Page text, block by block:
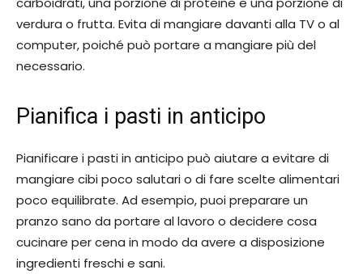
verdura o frutta. Evita di mangiare davanti alla TV o al
computer, poiché può portare a mangiare più del
necessario.
Pianifica i pasti in anticipo
Pianificare i pasti in anticipo può aiutare a evitare di
mangiare cibi poco salutari o di fare scelte alimentari
poco equilibrate. Ad esempio, puoi preparare un
pranzo sano da portare al lavoro o decidere cosa
cucinare per cena in modo da avere a disposizione
ingredienti freschi e sani.